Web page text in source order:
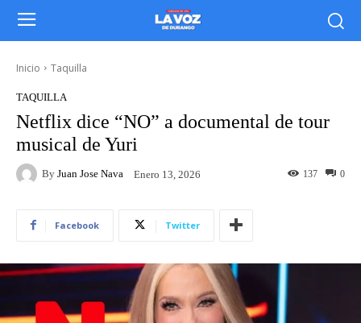
Inicio Taquilla
TAQUILLA
Netflix dice “NO” a documental de tour
musical de Yuri
By Juan Jose Nava Enero 13, 2026 0
137
Facebook Twitter